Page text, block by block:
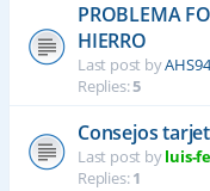
PROBLEMA
HIERRO
Last post by
Replies:5
Consejos
Last post byluis-
Replies:1